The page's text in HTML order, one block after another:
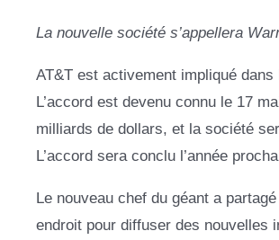
La nouvelle société s’appellera
AT&T est activement impliqué
L’accord est devenu connu le 17
milliards de dollars, et la société
L’accord sera conclu l’année
Le nouveau chef du géant a
endroit pour diffuser des nouvelles